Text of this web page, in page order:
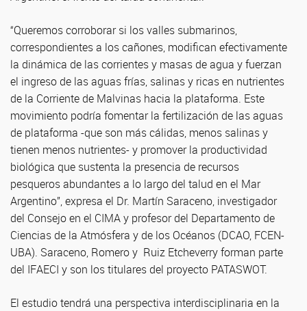
“Queremos corroborar si los valles submarinos,
correspondientes a los cañones, modifican efectivamente
la dinámica de las corrientes y masas de agua y fuerzan
el ingreso de las aguas frías, salinas y ricas en nutrientes
de la Corriente de Malvinas hacia la plataforma. Este
movimiento podría fomentar la fertilización de las aguas
de plataforma -que son más cálidas, menos salinas y
tienen menos nutrientes- y promover la productividad
biológica que sustenta la presencia de recursos
pesqueros abundantes a lo largo del talud en el Mar
Argentino”, expresa el Dr. Martín Saraceno, investigador
del Consejo en el CIMA y profesor del Departamento de
Ciencias de la Atmósfera y de los Océanos (DCAO, FCEN-
UBA). Saraceno, Romero y Ruiz Etcheverry forman parte
del IFAECI y son los titulares del proyecto PATASWOT.
El estudio tendrá una perspectiva interdisciplinaria en la